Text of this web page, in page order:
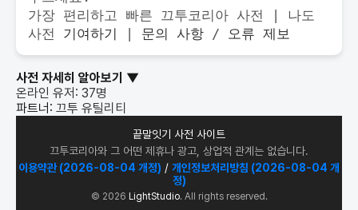
가장 편리하고 빠른 끄투코리아 사전 | 나도
사전 기여하기 문의 사항 / 오류 제보
사전 자세히 알아보기 ▼
온라인 유저: 37명
파트너: 끄투 유틸리티
끝말잇기 사전 사이트
끄투코리아와 그 어떤 제휴나 광고, 상업적 관계는 없습니다.
이용약관 (2026-08-04 개정) / 개인정보처리방침 (2026-08-04 개
정)
© 2026 LightStudio. All rights reserved.